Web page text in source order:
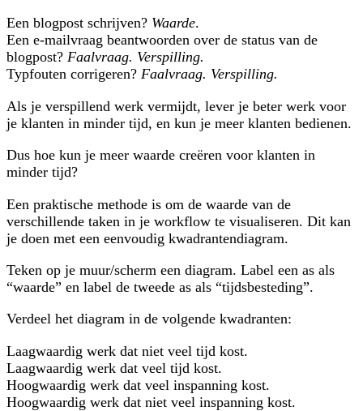
Een blogpost schrijven? Waarde.
Een e-mailvraag beantwoorden over de status van de
blogpost? Faalvraag. Verspilling.
Typfouten corrigeren? Faalvraag. Verspilling.
Als je verspillend werk vermijdt, lever je beter werk voor
je klanten in minder tijd, en kun je meer klanten bedienen.
Dus hoe kun je meer waarde creëren voor klanten in
minder tijd?
Een praktische methode is om de waarde van de
verschillende taken in je workflow te visualiseren. Dit kan
je doen met een eenvoudig kwadrantendiagram.
Teken op je muur/scherm een diagram. Label een as als
“waarde” en label de tweede as als “tijdsbesteding”.
Verdeel het diagram in de volgende kwadranten:
Laagwaardig werk dat niet veel tijd kost.
Laagwaardig werk dat veel tijd kost.
Hoogwaardig werk dat veel inspanning kost.
Hoogwaardig werk dat niet veel inspanning kost.